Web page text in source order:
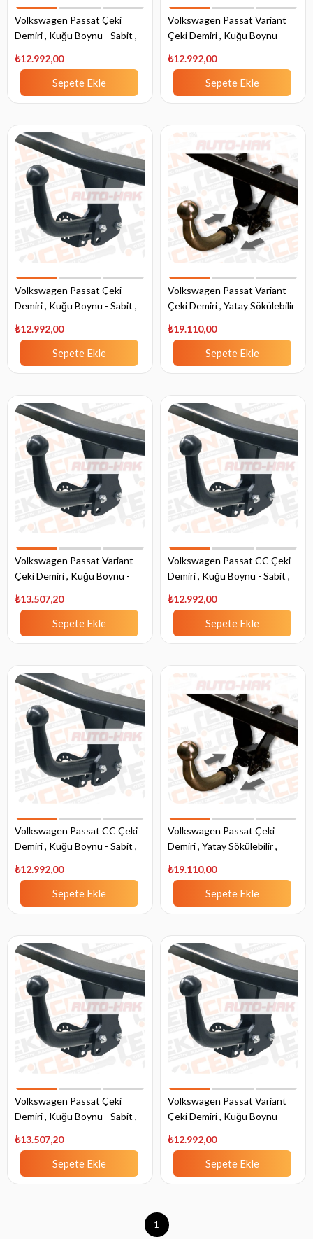
Volkswagen Passat Çeki
Demiri , Kuğu Boynu - Sabit ,
₺12.992,00
Sepete Ekle
Volkswagen Passat Variant
Çeki Demiri , Kuğu Boynu -
₺12.992,00
Sepete Ekle
Volkswagen Passat Çeki
Demiri , Kuğu Boynu - Sabit ,
₺12.992,00
Sepete Ekle
Volkswagen Passat Variant
Çeki Demiri , Yatay Sökülebilir
₺19.110,00
Sepete Ekle
Volkswagen Passat Variant
Çeki Demiri , Kuğu Boynu -
₺13.507,20
Sepete Ekle
Volkswagen Passat CC Çeki
Demiri , Kuğu Boynu - Sabit ,
₺12.992,00
Sepete Ekle
Volkswagen Passat CC Çeki
Demiri , Kuğu Boynu - Sabit ,
₺12.992,00
Sepete Ekle
Volkswagen Passat Çeki
Demiri , Yatay Sökülebilir ,
₺19.110,00
Sepete Ekle
Volkswagen Passat Çeki
Demiri , Kuğu Boynu - Sabit ,
₺13.507,20
Sepete Ekle
Volkswagen Passat Variant
Çeki Demiri , Kuğu Boynu -
₺12.992,00
Sepete Ekle
1